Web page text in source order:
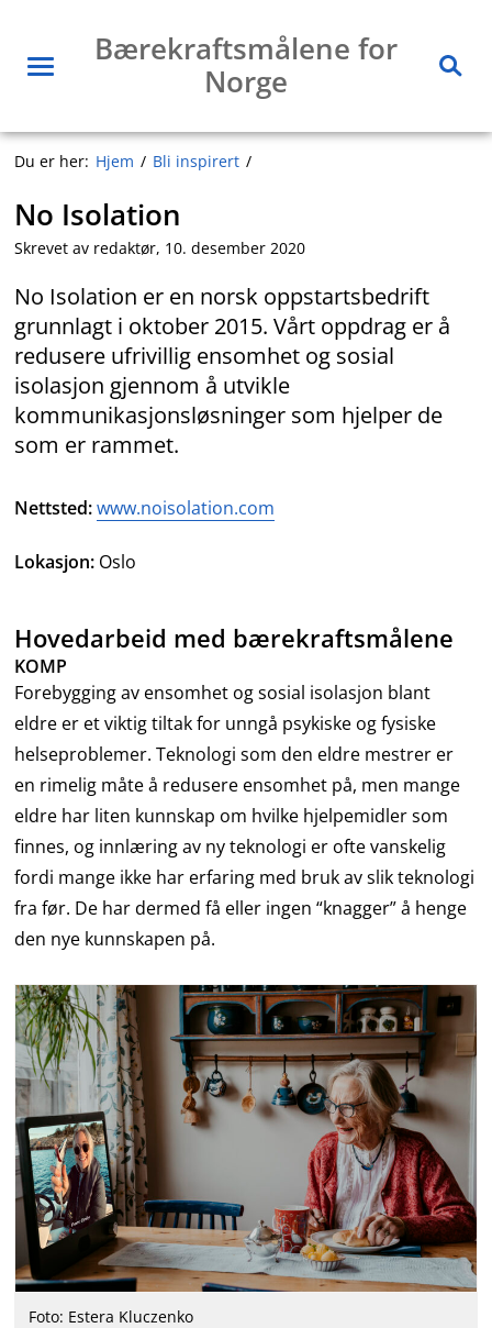
innholdMeny
Bærekraftsmålene for
Norge
Søk
Du er her: Hjem Bli inspirert
No Isolation
Skrevet av redaktør, 10. desember 2020
No Isolation er en norsk oppstartsbedrift
grunnlagt i oktober 2015. Vårt oppdrag er å
redusere ufrivillig ensomhet og sosial
isolasjon gjennom å utvikle
kommunikasjonsløsninger som hjelper de
som er rammet.
Nettsted:www.noisolation.com
Lokasjon: Oslo
Hovedarbeid med bærekraftsmålene
KOMP
Forebygging av ensomhet og sosial isolasjon blant
eldre er et viktig tiltak for unngå psykiske og fysiske
helseproblemer. Teknologi som den eldre mestrer er
en rimelig måte å redusere ensomhet på, men mange
eldre har liten kunnskap om hvilke hjelpemidler som
finnes, og innlæring av ny teknologi er ofte vanskelig
fordi mange ikke har erfaring med bruk av slik teknologi
fra før. De har dermed få eller ingen “knagger” å henge
den nye kunnskapen på.
Foto: Estera Kluczenko